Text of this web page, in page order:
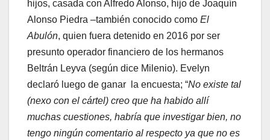
hijos, casada con Alfredo Alonso, hijo de Joaquín
Alonso Piedra –también conocido como El
Abulón, quien fuera detenido en 2016 por ser
presunto operador financiero de los hermanos
Beltrán Leyva (según dice Milenio). Evelyn
declaró luego de ganar la encuesta; “No existe tal
(nexo con el cártel) creo que ha habido allí
muchas cuestiones, habría que investigar bien, no
tengo ningún comentario al respecto ya que no es